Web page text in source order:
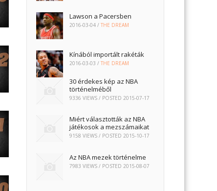
Lawson a Pacersben
2016-03-04 /THE DREAM
Kínából importált rakéták
2016-03-03 /THE DREAM
30 érdekes kép az NBA
történelméből
9336 VIEWS / POSTED 2015-07-17
Miért választották az NBA
játékosok a mezszámaikat
9158 VIEWS / POSTED2015-10-17
Az NBA mezek történelme
7983 VIEWS / POSTED2015-08-07